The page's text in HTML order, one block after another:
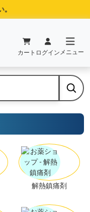
カート ログイン メニュー
解熱鎮痛剤